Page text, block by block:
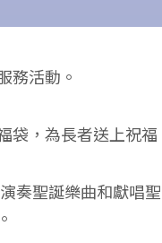
務活動。
袋，為長者送上祝福
聖誕樂曲和獻唱